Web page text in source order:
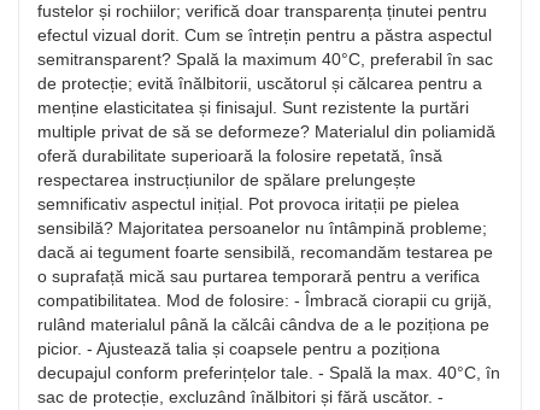
fustelor și rochiilor; verifică doar transparența ținutei pentru
efectul vizual dorit. Cum se întrețin pentru a păstra aspectul
semitransparent? Spală la maximum 40°C, preferabil în sac
de protecție; evită înălbitorii, uscătorul și călcarea pentru a
menține elasticitatea și finisajul. Sunt rezistente la purtări
multiple privat de să se deformeze? Materialul din poliamidă
oferă durabilitate superioară la folosire repetată, însă
respectarea instrucțiunilor de spălare prelungește
semnificativ aspectul inițial. Pot provoca iritații pe pielea
sensibilă? Majoritatea persoanelor nu întâmpină probleme;
dacă ai tegument foarte sensibilă, recomandăm testarea pe
o suprafață mică sau purtarea temporară pentru a verifica
compatibilitatea. Mod de folosire: - Îmbracă ciorapii cu grijă,
rulând materialul până la călcâi cândva de a le poziționa pe
picior. - Ajustează talia și coapsele pentru a poziționa
decupajul conform preferințelor tale. - Spală la max. 40°C, în
sac de protecție, excluzând înălbitori și fără uscător. -